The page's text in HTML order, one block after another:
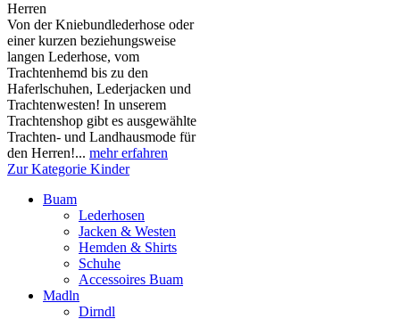
Herren
Von der Kniebundlederhose oder
einer kurzen beziehungsweise
langen Lederhose, vom
Trachtenhemd bis zu den
Haferlschuhen, Lederjacken und
Trachtenwesten! In unserem
Trachtenshop gibt es ausgewählte
Trachten- und Landhausmode für
den Herren!... mehr erfahren
Zur Kategorie Kinder
Buam
Lederhosen
Jacken & Westen
Hemden & Shirts
Schuhe
Accessoires Buam
Madln
Dirndl